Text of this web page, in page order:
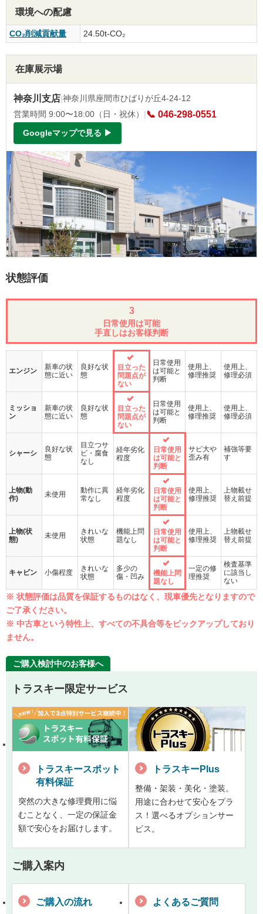
環境への配慮
CO₂削減貢献量 24.50t-CO₂
在庫展示場
神奈川支店|神奈川県座間市ひばりが丘4-24-12
営業時間 9:00〜18:00（日・祝休） | 📞 046-298-0551
Googleマップで見る ▶
状態評価
3
日常使用は可能
手直しはお客様判断
エンジン
新車の状
態に近い
良好な状
態
目立った
問題点が
ない
日常使用
は可能と
判断
使用上、
修理推奨
使用上、
修理必須
ミッショ
ン
新車の状
態に近い
良好な状
態
目立った
問題点が
ない
日常使用
は可能と
判断
使用上、
修理推奨
使用上、
修理必須
シャーシ
良好な状
態
目立つサ
ビ・腐食
なし
経年劣化
程度
日常使用
は可能と
判断
サビ大や
歪み有
補強等要
す
上物(動
作)
未使用
動作に異
常なし
経年劣化
程度
日常使用
は可能と
判断
使用上、
修理推奨
上物載せ
替え前提
上物(状
態)
未使用
きれいな
状態
機能上問
題なし
日常使用
は可能と
判断
使用上、
修理推奨
上物載せ
替え前提
キャビン 小傷程度
きれいな
状態
多少の
傷・凹み
機能上問
題なし
一定の修
理推奨
検査基準
に該当し
ない
※ 状態評価は品質を保証するものはなく、現車優先となりますので
ご了承ください。
※ 中古車という特性上、すべての不具合等をピックアップしており
ません。
ご購入検討中のお客様へ
トラスキー限定サービス
トラスキースポット
有料保証
突然の大きな修理費用に悩
むことなく、一定の保証金
額で安心をお届けします。
トラスキーPlus
整備・架装・美化・塗装。
用途に合わせて安心をプラ
ス！選べるオプションサー
ビス。
ご購入案内
ご購入の流れ よくあるご質問